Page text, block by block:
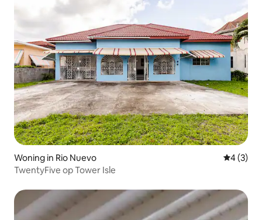
Woning in Rio Nuevo
4 (3)
TwentyFive op Tower Isle